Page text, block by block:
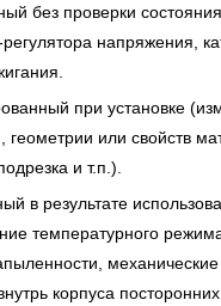
без проверки
напряжения,
при установке
геометрии или свойств
и т.п.).
в результате
температурного
корпуса